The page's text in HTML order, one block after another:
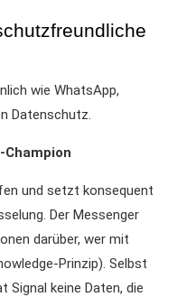
wie WhatsApp,
Datenschutz.
und setzt konsequent
Der Messenger
darüber, wer mit
Prinzip). Selbst
Signal keine Daten, die